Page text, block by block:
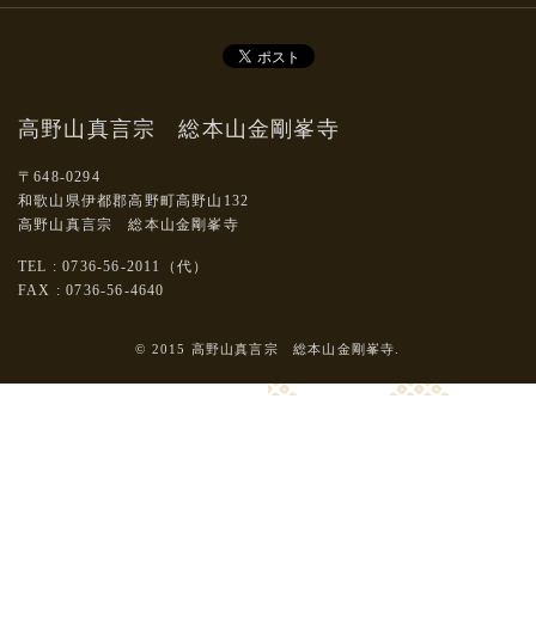
高野山真言宗 総本山金剛峯寺
〒648-0294
和歌山県伊都郡高野町高野山132
高野山真言宗 総本山金剛峯寺
TEL : 0736-56-2011（代）
FAX : 0736-56-4640
© 2015 高野山真言宗 総本山金剛峯寺.